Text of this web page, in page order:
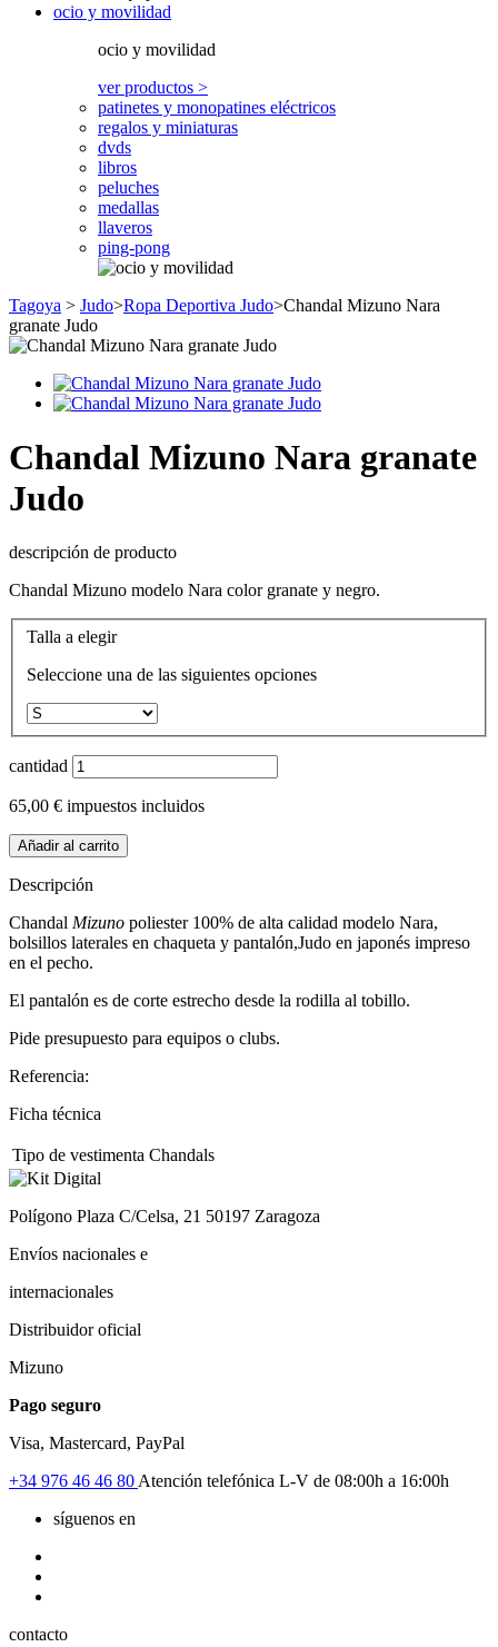
ocio y movilidad
ocio y movilidad
ver productos >
patinetes y monopatines eléctricos
regalos y miniaturas
dvds
libros
peluches
medallas
llaveros
ping-pong
Tagoya > Judo>Ropa Deportiva Judo>Chandal Mizuno Nara
granate Judo
Chandal Mizuno Nara granate
Judo
descripción de producto
Chandal Mizuno modelo Nara color granate y negro.
Talla a elegir
Seleccione una de las siguientes opciones
cantidad
65,00 € impuestos incluidos
Añadir al carrito
Descripción
Chandal Mizuno poliester 100% de alta calidad modelo Nara,
bolsillos laterales en chaqueta y pantalón,Judo en japonés impreso
en el pecho.
El pantalón es de corte estrecho desde la rodilla al tobillo.
Pide presupuesto para equipos o clubs.
Referencia:
Ficha técnica
Tipo de vestimenta Chandals
Polígono Plaza C/Celsa, 21 50197 Zaragoza
Envíos nacionales e
internacionales
Distribuidor oficial
Mizuno
Pago seguro
Visa, Mastercard, PayPal
+34 976 46 46 80 Atención telefónica L-V de 08:00h a 16:00h
síguenos en
contacto